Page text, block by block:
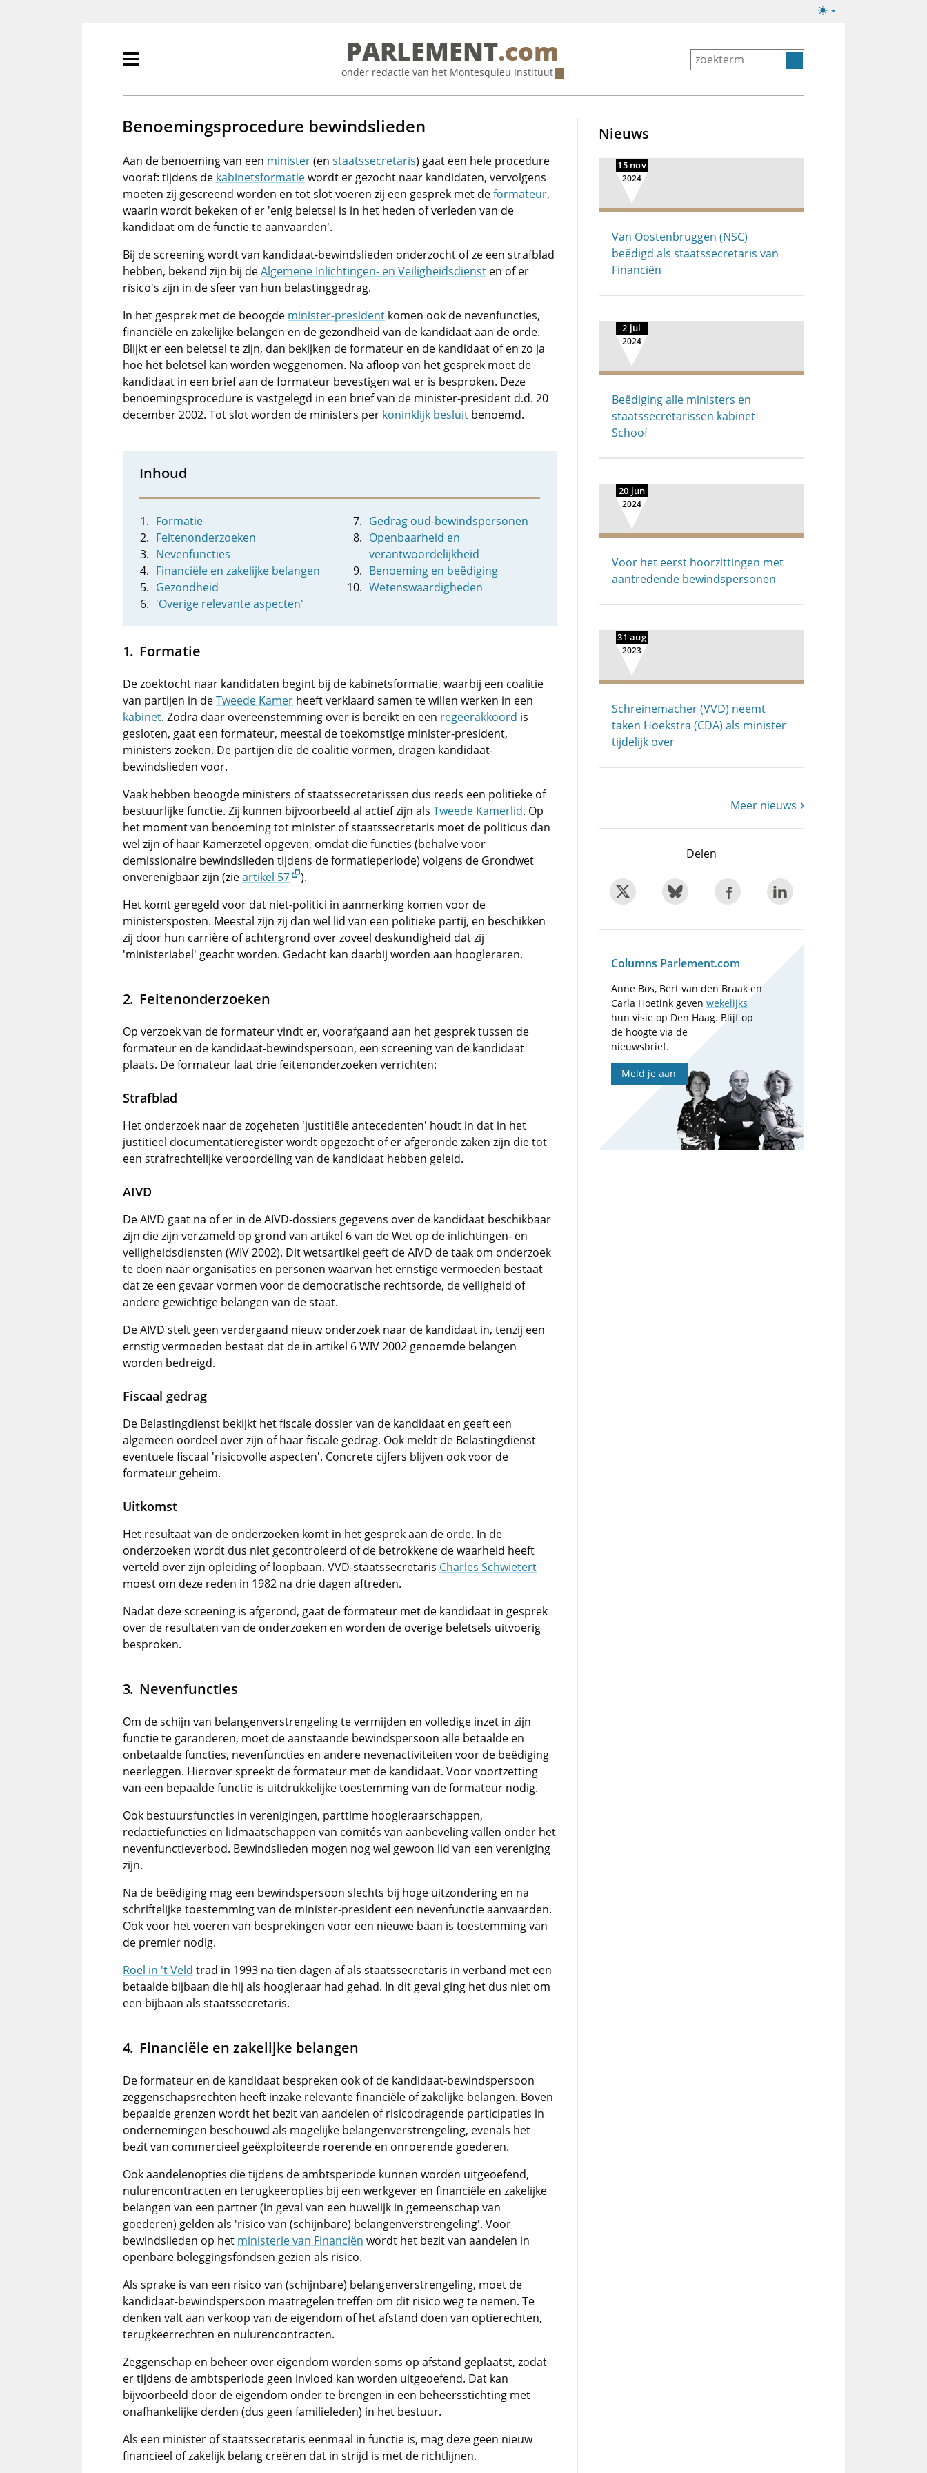
Lichte/donkere
Primair
tonen/verbergen
PARLEMENT.com
onder redactie van het Montesquieu Instituut
Benoemingsprocedure bewindslieden
Aan de benoeming van een minister(en staatssecretaris) gaat een hele procedure
vooraf: tijdens de kabinetsformatiewordt er gezocht naar kandidaten, vervolgens
moeten zij gescreend worden en tot slot voeren zij een gesprek met deformateur,
waarin wordt bekeken of er 'enig beletsel is in het heden of verleden van de
kandidaat om de functie te aanvaarden'.
Bij de screening wordt van kandidaat-bewindslieden onderzocht of ze een strafblad
hebben, bekend zijn bij deAlgemene Inlichtingen- en Veiligheidsdienst en of er
risico's zijn in de sfeer van hun belastinggedrag.
In het gesprek met de beoogde minister-president komen ook de nevenfuncties,
financiële en zakelijke belangen en de gezondheid van de kandidaat aan de orde.
Blijkt er een beletsel te zijn, dan bekijken de formateur en de kandidaat of en zo ja
hoe het beletsel kan worden weggenomen. Na afloop van het gesprek moet de
kandidaat in een brief aan de formateur bevestigen wat er is besproken. Deze
benoemingsprocedure is vastgelegd in een brief van de minister-president d.d. 20
december 2002. Tot slot worden de ministers per koninklijk besluit benoemd.
Inhoud
Formatie
Feitenonderzoeken
Nevenfuncties
Financiële en zakelijke belangen
Gezondheid
'Overige relevante aspecten'
Gedrag oud-bewindspersonen
Openbaarheid en
verantwoordelijkheid
Benoeming en beëdiging
Wetenswaardigheden
Formatie
De zoektocht naar kandidaten begint bij de kabinetsformatie, waarbij een coalitie
van partijen in deTweede Kamer heeft verklaard samen te willen werken in een
kabinet. Zodra daar overeenstemming over is bereikt en een regeerakkoord is
gesloten, gaat een formateur, meestal de toekomstige minister-president,
ministers zoeken. De partijen die de coalitie vormen, dragen kandidaat-
bewindslieden voor.
Vaak hebben beoogde ministers of staatssecretarissen dus reeds een politieke of
bestuurlijke functie. Zij kunnen bijvoorbeeld al actief zijn als Tweede Kamerlid. Op
het moment van benoeming tot minister of staatssecretaris moet de politicus dan
wel zijn of haar Kamerzetel opgeven, omdat die functies (behalve voor
demissionaire bewindslieden tijdens de formatieperiode) volgens de Grondwet
onverenigbaar zijn (zieartikel 57
).
Het komt geregeld voor dat niet-politici in aanmerking komen voor de
ministersposten. Meestal zijn zij dan wel lid van een politieke partij, en beschikken
zij door hun carrière of achtergrond over zoveel deskundigheid dat zij
'ministeriabel' geacht worden. Gedacht kan daarbij worden aan hoogleraren.
Feitenonderzoeken
Op verzoek van de formateur vindt er, voorafgaand aan het gesprek tussen de
formateur en de kandidaat-bewindspersoon, een screening van de kandidaat
plaats. De formateur laat drie feitenonderzoeken verrichten:
Strafblad
Het onderzoek naar de zogeheten 'justitiële antecedenten' houdt in dat in het
justitieel documentatieregister wordt opgezocht of er afgeronde zaken zijn die tot
een strafrechtelijke veroordeling van de kandidaat hebben geleid.
AIVD
De AIVD gaat na of er in de AIVD-dossiers gegevens over de kandidaat beschikbaar
zijn die zijn verzameld op grond van artikel 6 van de Wet op de inlichtingen- en
veiligheidsdiensten (WIV 2002). Dit wetsartikel geeft de AIVD de taak om onderzoek
te doen naar organisaties en personen waarvan het ernstige vermoeden bestaat
dat ze een gevaar vormen voor de democratische rechtsorde, de veiligheid of
andere gewichtige belangen van de staat.
De AIVD stelt geen verdergaand nieuw onderzoek naar de kandidaat in, tenzij een
ernstig vermoeden bestaat dat de in artikel 6 WIV 2002 genoemde belangen
worden bedreigd.
Fiscaal gedrag
De Belastingdienst bekijkt het fiscale dossier van de kandidaat en geeft een
algemeen oordeel over zijn of haar fiscale gedrag. Ook meldt de Belastingdienst
eventuele fiscaal 'risicovolle aspecten'. Concrete cijfers blijven ook voor de
formateur geheim.
Uitkomst
Het resultaat van de onderzoeken komt in het gesprek aan de orde. In de
onderzoeken wordt dus niet gecontroleerd of de betrokkene de waarheid heeft
verteld over zijn opleiding of loopbaan. VVD-staatssecretaris Charles Schwietert
moest om deze reden in 1982 na drie dagen aftreden.
Nadat deze screening is afgerond, gaat de formateur met de kandidaat in gesprek
over de resultaten van de onderzoeken en worden de overige beletsels uitvoerig
besproken.
Nevenfuncties
Om de schijn van belangenverstrengeling te vermijden en volledige inzet in zijn
functie te garanderen, moet de aanstaande bewindspersoon alle betaalde en
onbetaalde functies, nevenfuncties en andere nevenactiviteiten voor de beëdiging
neerleggen. Hierover spreekt de formateur met de kandidaat. Voor voortzetting
van een bepaalde functie is uitdrukkelijke toestemming van de formateur nodig.
Ook bestuursfuncties in verenigingen, parttime hoogleraarschappen,
redactiefuncties en lidmaatschappen van comités van aanbeveling vallen onder het
nevenfunctieverbod. Bewindslieden mogen nog wel gewoon lid van een vereniging
zijn.
Na de beëdiging mag een bewindspersoon slechts bij hoge uitzondering en na
schriftelijke toestemming van de minister-president een nevenfunctie aanvaarden.
Ook voor het voeren van besprekingen voor een nieuwe baan is toestemming van
de premier nodig.
Roel in 't Veld trad in 1993 na tien dagen af als staatssecretaris in verband met een
betaalde bijbaan die hij als hoogleraar had gehad. In dit geval ging het dus niet om
een bijbaan als staatssecretaris.
Financiële en zakelijke belangen
De formateur en de kandidaat bespreken ook of de kandidaat-bewindspersoon
zeggenschapsrechten heeft inzake relevante financiële of zakelijke belangen. Boven
bepaalde grenzen wordt het bezit van aandelen of risicodragende participaties in
ondernemingen beschouwd als mogelijke belangenverstrengeling, evenals het
bezit van commercieel geëxploiteerde roerende en onroerende goederen.
Ook aandelenopties die tijdens de ambtsperiode kunnen worden uitgeoefend,
nulurencontracten en terugkeeropties bij een werkgever en financiële en zakelijke
belangen van een partner (in geval van een huwelijk in gemeenschap van
goederen) gelden als 'risico van (schijnbare) belangenverstrengeling'. Voor
bewindslieden op het ministerie van Financiën wordt het bezit van aandelen in
openbare beleggingsfondsen gezien als risico.
Als sprake is van een risico van (schijnbare) belangenverstrengeling, moet de
kandidaat-bewindspersoon maatregelen treffen om dit risico weg te nemen. Te
denken valt aan verkoop van de eigendom of het afstand doen van optierechten,
terugkeerrechten en nulurencontracten.
Zeggenschap en beheer over eigendom worden soms op afstand geplaatst, zodat
er tijdens de ambtsperiode geen invloed kan worden uitgeoefend. Dat kan
bijvoorbeeld door de eigendom onder te brengen in een beheersstichting met
onafhankelijke derden (dus geen familieleden) in het bestuur.
Als een minister of staatssecretaris eenmaal in functie is, mag deze geen nieuw
financieel of zakelijk belang creëren dat in strijd is met de richtlijnen.
Nieuws
15 nov
2024
Van Oostenbruggen (NSC)
beëdigd als staatssecretaris van
Financiën
2 jul
2024
Beëdiging alle ministers en
staatssecretarissen kabinet-
Schoof
20 jun
2024
Voor het eerst hoorzittingen met
aantredende bewindspersonen
31 aug
2023
Schreinemacher (VVD) neemt
taken Hoekstra (CDA) als minister
tijdelijk over
Meer nieuws
Delen
Columns Parlement.com
Anne Bos, Bert van den Braak en
Carla Hoetink gevenwekelijks
hun visie op Den Haag. Blijf op
de hoogte via de
nieuwsbrief.
Meld je aan